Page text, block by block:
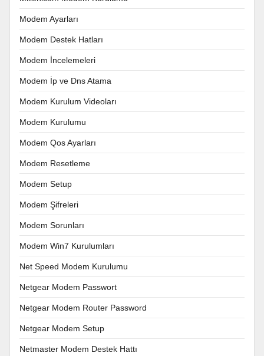
Modem Ayarları
Modem Destek Hatları
Modem İncelemeleri
Modem İp ve Dns Atama
Modem Kurulum Videoları
Modem Kurulumu
Modem Qos Ayarları
Modem Resetleme
Modem Setup
Modem Şifreleri
Modem Sorunları
Modem Win7 Kurulumları
Net Speed Modem Kurulumu
Netgear Modem Passwort
Netgear Modem Router Password
Netgear Modem Setup
Netmaster Modem Destek Hattı